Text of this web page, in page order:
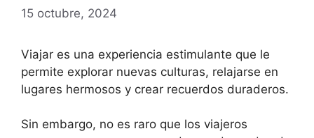
15 octubre, 2024
Viajar es una experiencia estimulante que le
permite explorar nuevas culturas, relajarse en
lugares hermosos y crear recuerdos duraderos.
Sin embargo, no es raro que los viajeros